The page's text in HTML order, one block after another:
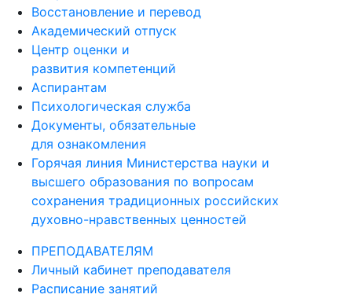
Восстановление и перевод
Академический отпуск
Центр оценки и
развития компетенций
Аспирантам
Психологическая служба
Документы, обязательные
для ознакомления
Горячая линия Министерства науки и
высшего образования по вопросам
сохранения традиционных российских
духовно-нравственных ценностей
ПРЕПОДАВАТЕЛЯМ
Личный кабинет преподавателя
Расписание занятий